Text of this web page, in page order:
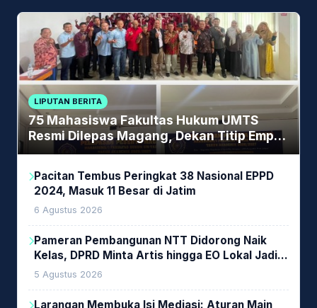
LIPUTAN BERITA
75 Mahasiswa Fakultas Hukum UMTS
Resmi Dilepas Magang, Dekan Titip Empat
Pesan Penting
Pacitan Tembus Peringkat 38 Nasional EPPD
2024, Masuk 11 Besar di Jatim
6 Agustus 2026
Pameran Pembangunan NTT Didorong Naik
Kelas, DPRD Minta Artis hingga EO Lokal Jadi
Prioritas
5 Agustus 2026
Larangan Membuka Isi Mediasi: Aturan Main